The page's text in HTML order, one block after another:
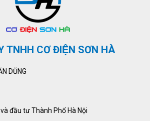
TNHH CƠ ĐIỆN SƠN HÀ
DŨNG
đầu tư Thành Phố Hà Nội